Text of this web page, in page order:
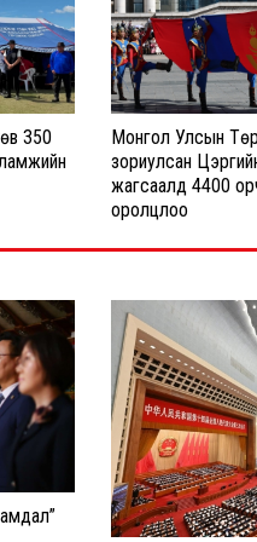
Рио
дарга
ийн
уулзлаа
Төрийн
2027
Төрийн
хамтран
Олон
гишүүнд
сонсгол
350
Монгол Улсын
зориулсан
жагсаалд 4400
оролцлоо